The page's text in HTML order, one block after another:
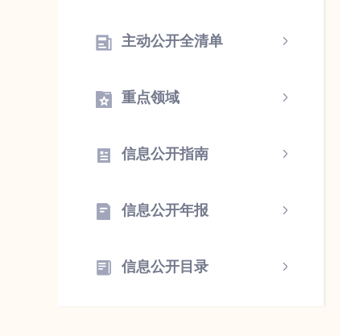
主动公开全清单
重点领域
信息公开指南
信息公开年报
信息公开目录